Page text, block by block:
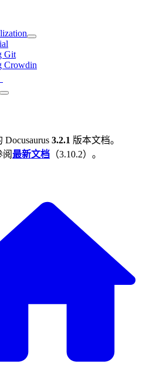
Git
Crowdin
Docusaurus 3.2.1 版本文档。
最新文档 （3.10.2）。